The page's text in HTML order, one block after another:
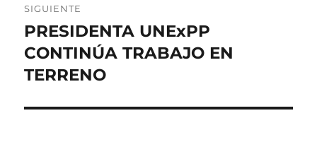
SIGUIENTE
Entrada
siguiente:
PRESIDENTA UNExPP
CONTINÚA TRABAJO EN
TERRENO